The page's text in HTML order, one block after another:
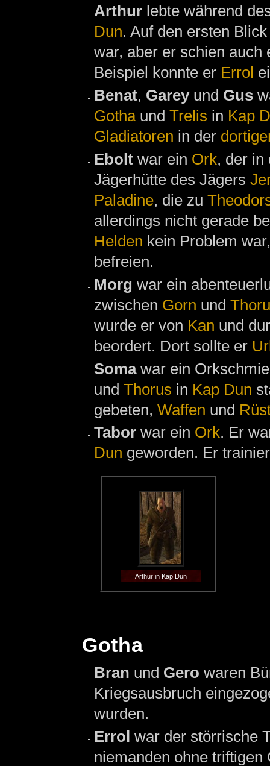
Arthur lebte während
Dun. Auf den ersten
war, aber er schien auch
Beispiel konnte er Errol
Benat, Gareyund Gus
Gothaund Trelis in Kap
Gladiatoren in der
Ebolt war ein Ork, der
Jägerhütte des Jägers
Paladine, die zu
allerdings nicht gerade
Helden kein Problem
befreien.
Morg war ein
zwischen Gorn und
wurde er von Kan und
beordert. Dort sollte er
Somawar ein
und Thorus in Kap Dun
gebeten, Waffen und
Tabor war ein Ork. Er
Dun geworden. Er
Arthur in Kap Dun
Gotha
Bran und Gero waren
Kriegsausbruch
wurden.
Errol war der störrische
niemanden ohne